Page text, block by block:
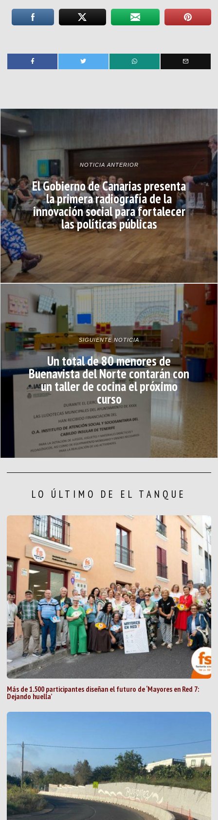
NOTICIA ANTERIOR
El Gobierno de Canarias presenta
la primera radiografía de la
innovación social para fortalecer
las políticas públicas
SIGUIENTE NOTICIA
Un total de 80 menores de
Buenavista del Norte contarán con
un taller de cocina el próximo
curso
LO ÚLTIMO DE EL TANQUE
Más de 1.500 participantes diseñan el futuro de ‘Mayores en Red 7:
Dejando huella’